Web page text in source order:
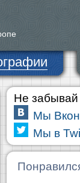
Не забывай
Мы
Мы в